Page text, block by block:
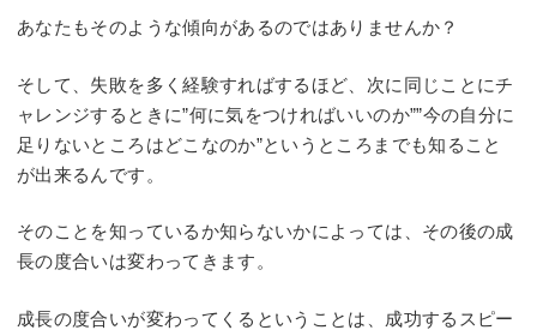
あなたもそのような傾向があるのではありませんか？
そして、失敗を多く経験すればするほど、次に同じことにチ
ャレンジするときに”何に気をつければいいのか””今の自分に
足りないところはどこなのか”というところまでも知ること
が出来るんです。
そのことを知っているか知らないかによっては、その後の成
長の度合いは変わってきます。
成長の度合いが変わってくるということは、成功するスピー